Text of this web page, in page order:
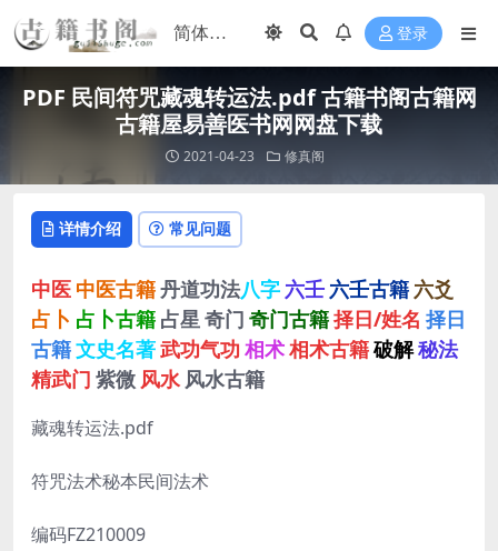
登录
PDF 民间符咒藏魂转运法.pdf 古籍书阁古籍网
古籍屋易善医书网网盘下载
2021-04-23 修真阁
详情介绍 常见问题
中医 中医古籍丹道功法八字 六壬 六壬古籍 六爻
占卜 占卜古籍 占星 奇门 奇门古籍择日/姓名 择日
古籍文史名著武功气功 相术相术古籍破解秘法
精武门 紫微 风水 风水古籍
藏魂转运法.pdf
符咒法术秘本民间法术
编码FZ210009